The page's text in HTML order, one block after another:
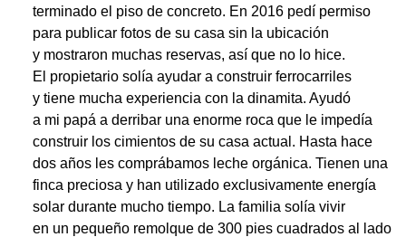
terminado el piso de concreto. En 2016 pedí permiso
para publicar fotos de su casa sin la ubicación
y mostraron muchas reservas, así que no lo hice.
El propietario solía ayudar a construir ferrocarriles
y tiene mucha experiencia con la dinamita. Ayudó
a mi papá a derribar una enorme roca que le impedía
construir los cimientos de su casa actual. Hasta hace
dos años les comprábamos leche orgánica. Tienen una
finca preciosa y han utilizado exclusivamente energía
solar durante mucho tiempo. La familia solía vivir
en un pequeño remolque de 300 pies cuadrados al lado